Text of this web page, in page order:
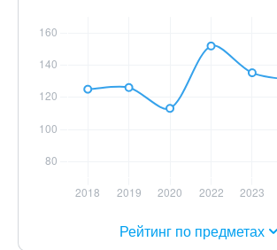
Рейтинг по предметах